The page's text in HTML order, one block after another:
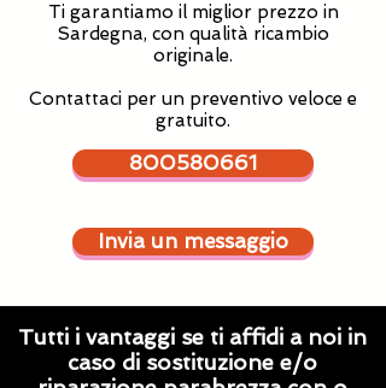
Ti garantiamo il miglior prezzo in
Sardegna, con qualità ricambio
originale.
Contattaci per un preventivo veloce e
gratuito.
800580661
Invia un messaggio
Tutti i vantaggi se ti affidi a noi in
caso di sostituzione e/o